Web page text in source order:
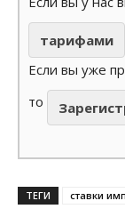
тарифами
Если вы уже
то
ТЕГИ ставки